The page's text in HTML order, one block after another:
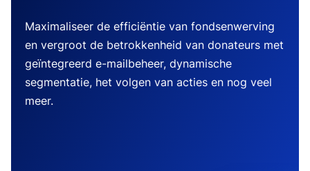
Maximaliseer de efficiëntie van fondsenwerving
en vergroot de betrokkenheid van donateurs met
geïntegreerd e-mailbeheer, dynamische
segmentatie, het volgen van acties en nog veel
meer.